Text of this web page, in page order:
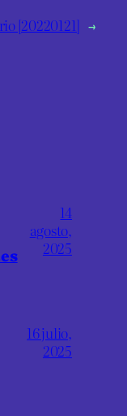
[20220121] →
14
agosto,
2025
16 julio,
2025